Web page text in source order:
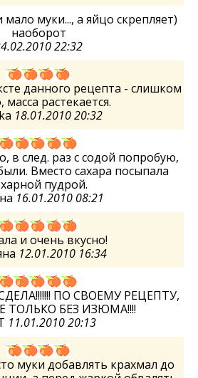
мало муки..., а яйцо скрепляет)
наоборот
22:32
данного рецепта - слишком
масса растекается.
18.01.2010 20:32
в след. раз с содой попробую,
Вместо сахара посыпала
пудрой.
16.01.2010 08:21
и очень вкусно!
12.01.2010 16:34
ПО СВОЕМУ РЕЦЕПТУ,
ТОЛЬКО БЕЗ ИЗЮМА!!!!
11.01.2010 20:13
муки добавлять крахмал до